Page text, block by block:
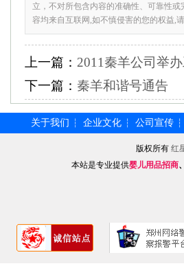
立，不对所包含内容的准确性、可靠性
容均来自互联网,如不慎侵害的您的权益,
上一篇： 2011秦羊公司举
下一篇： 秦羊和谐号通告
关于我们 ┆ 企业文化 ┆ 公司宣传 ┆
版权所有红
本站是专业提供婴儿用品招商、